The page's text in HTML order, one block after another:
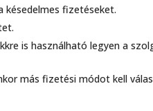
késedelmes fizetéseket.
is használható legyen a
más fizetési módot kell